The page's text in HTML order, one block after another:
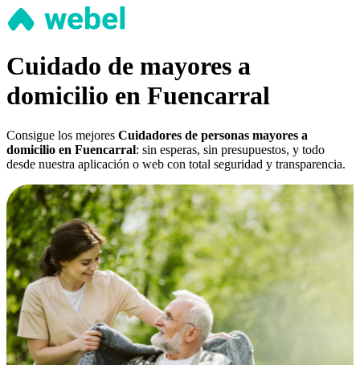
Cuidado de mayores a
domicilio en Fuencarral
Consigue los mejores Cuidadores de personas mayores a
domicilio en Fuencarral: sin esperas, sin presupuestos, y todo
desde nuestra aplicación o web con total seguridad y transparencia.